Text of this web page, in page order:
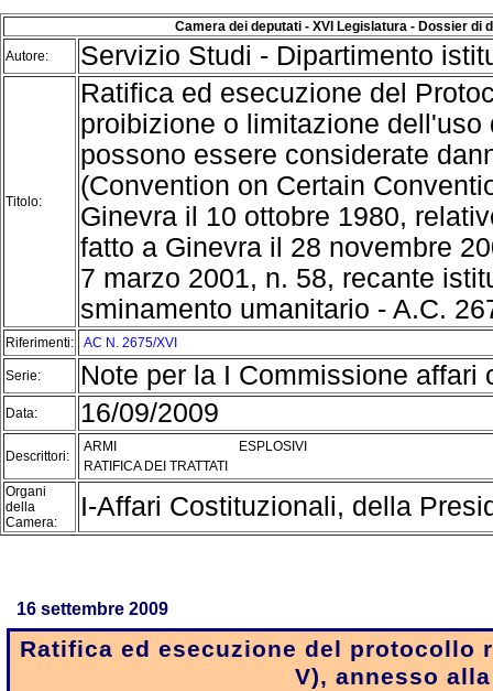
Camera dei deputati - XVI Legislatura - Dossier di
Autore:
Servizio Studi - Dipartimento
Titolo:
Ratifica ed esecuzione del
proibizione o limitazione
possono essere considerate
(Convention on Certain
Ginevra il 10 ottobre 1980,
fatto a Ginevra il 28 novembre
7 marzo 2001, n. 58, recante
sminamento umanitario - A.C.
Riferimenti: AC N. 2675/XVI
Serie: Note per la I Commissione
Data: 16/09/2009
Descrittori:
ARMI
ESPLOSIVI
RATIFICA DEI TRATTATI
Organi
della
Camera:
I-Affari Costituzionali, della
16 settembre 2009
Ratifica ed esecuzione del
V), annesso